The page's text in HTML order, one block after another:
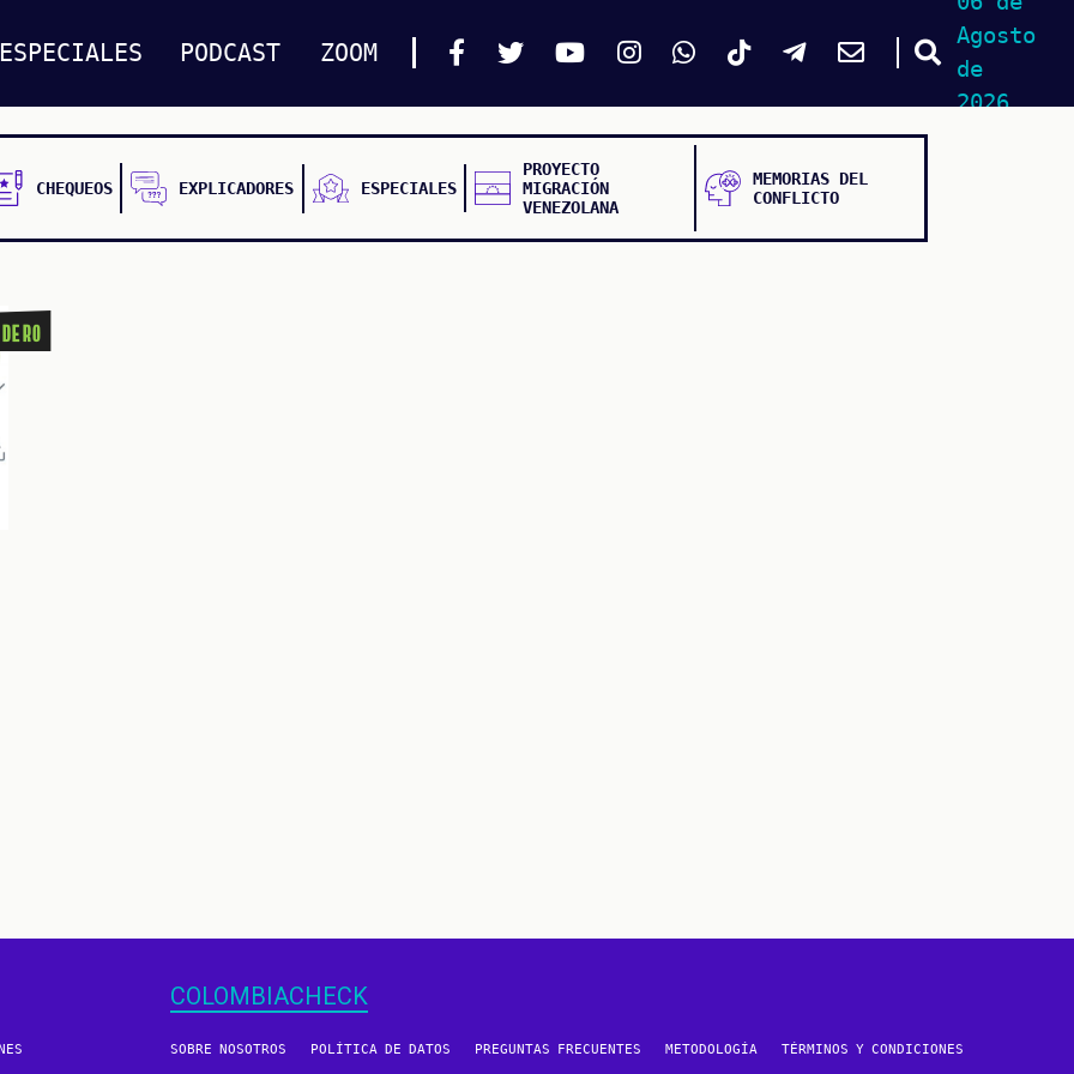
ESPECIALES PODCAST ZOOM
Agosto
de
2026
CHEQUEOS EXPLICADORES ESPECIALES
PROYECTO
MIGRACIÓN
VENEZOLANA
MEMORIAS DEL
CONFLICTO
COLOMBIACHECK
SOBRE NOSOTROS POLÍTICA DE DATOS PREGUNTAS FRECUENTES METODOLOGÍA TÉRMINOS Y CONDICIONES